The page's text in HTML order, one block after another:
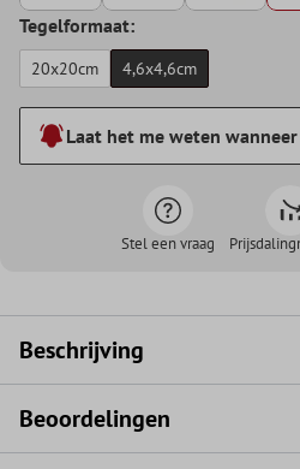
Tegelformaat:
20x20cm 4,6x4,6cm
Laat het me weten
Stel een vraag
Beschrijving
Beoordelingen